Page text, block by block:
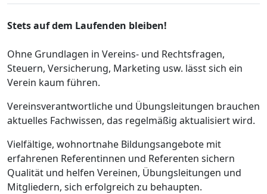
Stets auf dem Laufenden bleiben!
Ohne Grundlagen in Vereins- und Rechtsfragen,
Steuern, Versicherung, Marketing usw. lässt sich ein
Verein kaum führen.
Vereinsverantwortliche und Übungsleitungen brauchen
aktuelles Fachwissen, das regelmäßig aktualisiert wird.
Vielfältige, wohnortnahe Bildungsangebote mit
erfahrenen Referentinnen und Referenten sichern
Qualität und helfen Vereinen, Übungsleitungen und
Mitgliedern, sich erfolgreich zu behaupten.